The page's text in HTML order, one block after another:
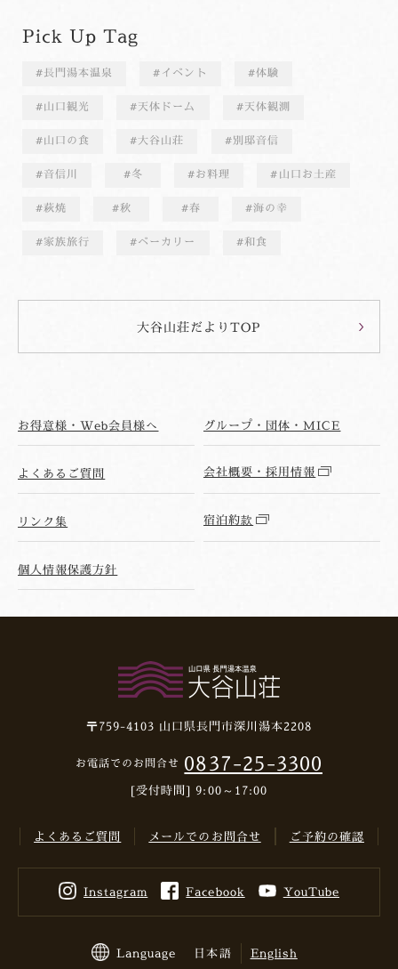
Pick Up Tag
長門湯本温泉 イベント 体験
山口観光 天体ドーム 天体観測
山口の食 大谷山荘 別邸音信
音信川 冬 お料理 山口お土産
萩焼 秋 春 海の幸
家族旅行 ベーカリー 和食
大谷山荘だよりTOP
お得意様・Web会員様へ グループ・団体・MICE
よくあるご質問 会社概要・採用情報
リンク集 宿泊約款
個人情報保護方針
〒759-4103 山口県長門市深川湯本2208
お電話でのお問合せ 0837-25-3300
[受付時間] 9:00～17:00
よくあるご質問 メールでのお問合せ ご予約の確認
Instagram Facebook YouTube
Language English
日本語